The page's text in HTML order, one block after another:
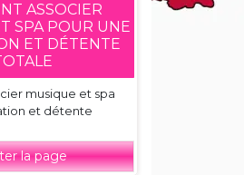
ASSOCIER
SPA POUR UNE
ET DÉTENTE
musique et spa
et détente
la page